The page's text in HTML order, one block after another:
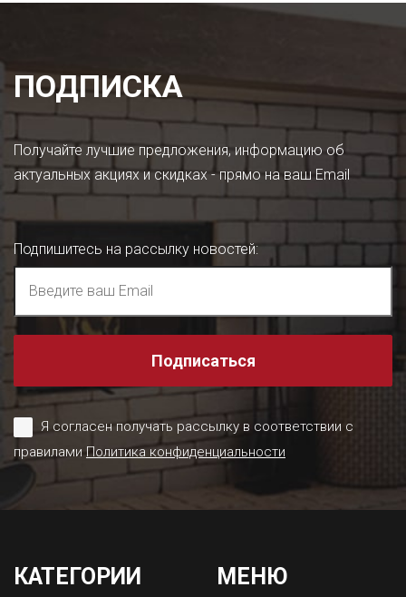
ПОДПИСКА
Получайте лучшие предложения, информацию об
актуальных акциях и скидках - прямо на ваш Email
Подпишитесь на рассылку новостей:
Подписаться
Я согласен получать рассылку в соответствии с
правиламиПолитика конфиденциальности
КАТЕГОРИИ МЕНЮ